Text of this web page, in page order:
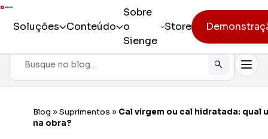
Soluções Conteúdo
Sobre
o
Sienge
Store
Todos os produtos
Incorporação
Pesquisar
Blog » Suprimentos » Cal virgem ou cal hidratada: qual
na obra?